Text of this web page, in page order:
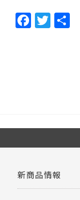
F
ac
T
w
新商品情報